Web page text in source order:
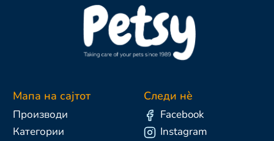
Мапа на сајтот
Производи
Категории
Следи нè
Facebook
Instagram